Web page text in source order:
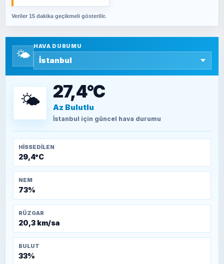
SAVAŞ ŞAHİN
SEYFULLAH ÇİÇEK
TEOMAN ALPASLAN
Kütahya-Eskişehir Muharebeleri (10-24
Veriler 15 dakika geçikmeli gösterilir.
🌤️
HAVA DURUMU
🌤️ 27,4°C
Az Bulutlu
İstanbul için güncel hava durumu
HISSEDILEN
29,4°C
NEM
73%
RÜZGAR
20,3 km/sa
BULUT
33%